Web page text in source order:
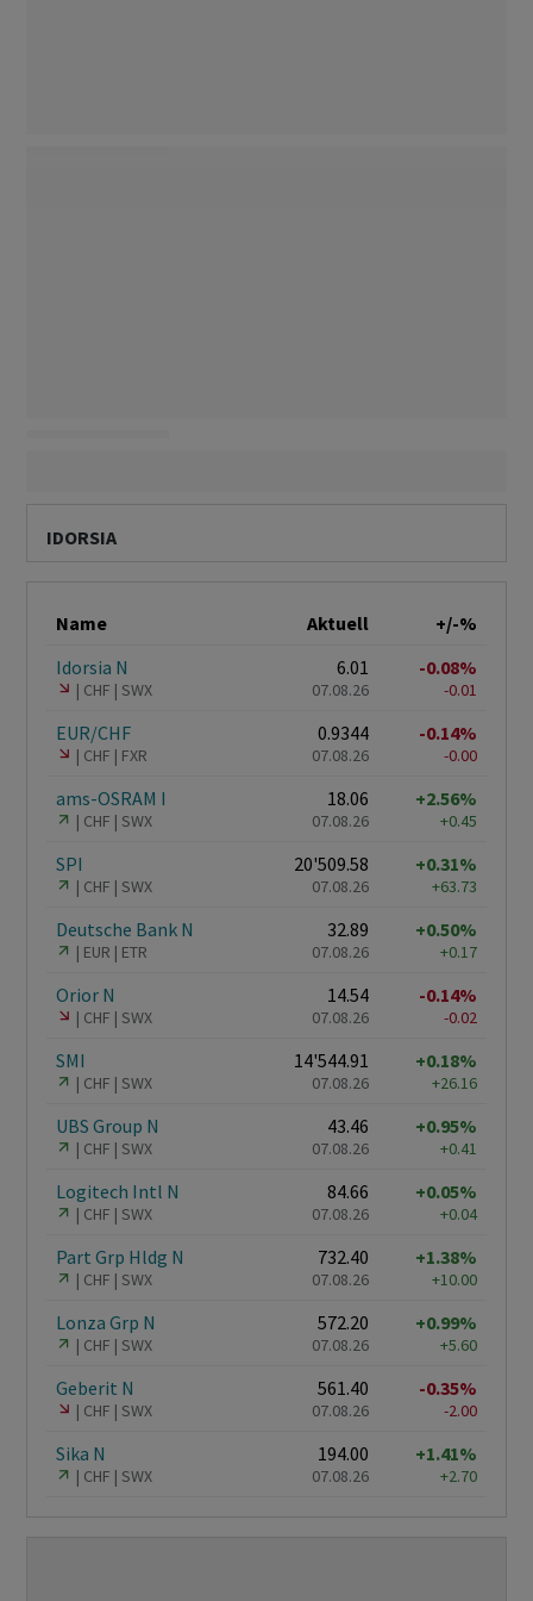
IDORSIA
Name Aktuell
+/-%
Idorsia N
CHF SWX
6.01
07.08.26
-0.08%
-0.01
EUR/CHF
CHF FXR
0.9344
07.08.26
-0.14%
-0.00
ams-OSRAM I
CHF SWX
18.06
07.08.26
+2.56%
+0.45
SPI
CHF SWX
20'509.58
07.08.26
+0.31%
+63.73
Deutsche Bank N
EUR ETR
32.89
07.08.26
+0.50%
+0.17
Orior N
CHF SWX
14.54
07.08.26
-0.14%
-0.02
SMI
CHF SWX
14'544.91
07.08.26
+0.18%
+26.16
UBS Group N
CHF SWX
43.46
07.08.26
+0.95%
+0.41
Logitech Intl N
CHF SWX
84.66
07.08.26
+0.05%
+0.04
Part Grp Hldg N
CHF SWX
732.40
07.08.26
+1.38%
+10.00
Lonza Grp N
CHF SWX
572.20
07.08.26
+0.99%
+5.60
Geberit N
CHF SWX
561.40
07.08.26
-0.35%
-2.00
Sika N
CHF SWX
194.00
07.08.26
+1.41%
+2.70